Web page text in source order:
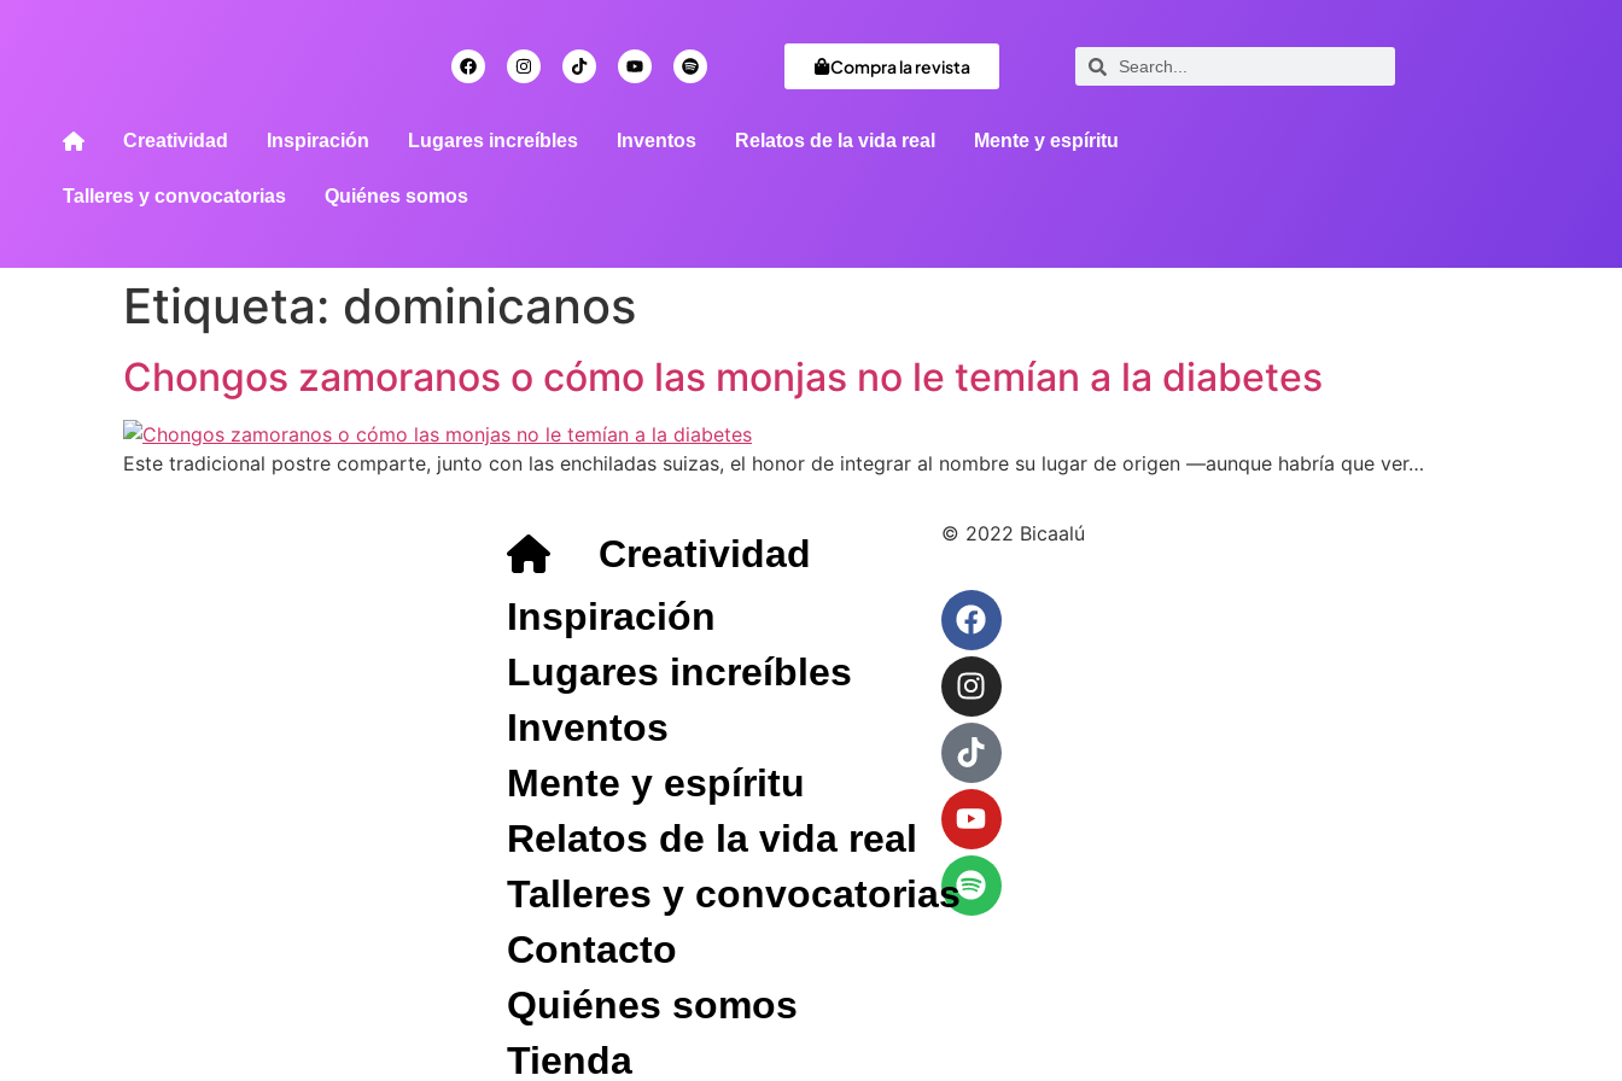
Compra la revista
Creatividad Inspiración Lugares increíbles Inventos Relatos de la vida real Mente y espíritu
Talleres y convocatorias Quiénes somos
Etiqueta: dominicanos
Chongos zamoranos o cómo las monjas no le temían a la diabetes
Este tradicional postre comparte, junto con las enchiladas suizas, el honor de integrar al nombre su lugar de origen —aunque habría que ver…
Creatividad
Inspiración
Lugares increíbles
Inventos
Mente y espíritu
Relatos de la vida real
Talleres y convocatorias
Contacto
Quiénes somos
Tienda
© 2022 Bicaalú